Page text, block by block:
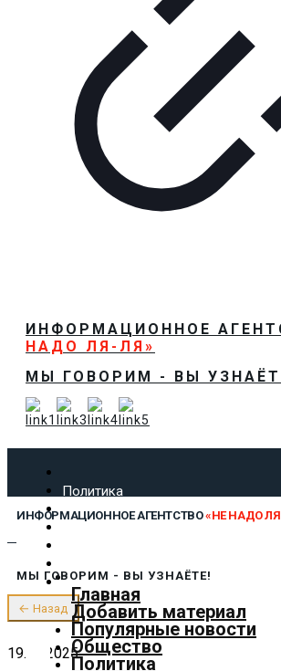
ИНФОРМАЦИОННОЕ
НАДО ЛЯ-ЛЯ»
МЫ ГОВОРИМ - ВЫ
Политика
Экономика
Культура
Предложить новость
О нас
ИНФОРМАЦИОННОЕ АГЕНТСТВО«НЕ НАДО
Главная
Добавить материал
Популярные новости
Общество
Политика
МЫ ГОВОРИМ - ВЫ УЗНАЁТЕ!
← Назад
19.03.2025